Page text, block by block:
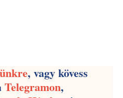
, vagy kövess
Telegramon,